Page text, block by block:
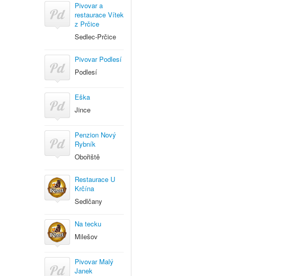
Pivovar a
restaurace Vítek
z Prčice
Sedlec-Prčice
Pivovar Podlesí
Podlesí
Eška
Jince
Penzion Nový
Rybník
Obořiště
Restaurace U
Krčína
Sedlčany
Na tecku
Milešov
Pivovar Malý
Janek